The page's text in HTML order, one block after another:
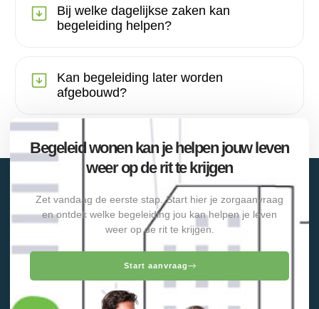
Bij welke dagelijkse zaken kan
begeleiding helpen?
Kan begeleiding later worden
afgebouwd?
Begeleid wonen kan je helpen jouw leven
weer op de rit te krijgen
Zet vandaag de eerste stap. Start hier je zorgaanvraag
en ontdek welke begeleiding jou kan helpen je leven
weer op de rit te krijgen.
Start aanvraag